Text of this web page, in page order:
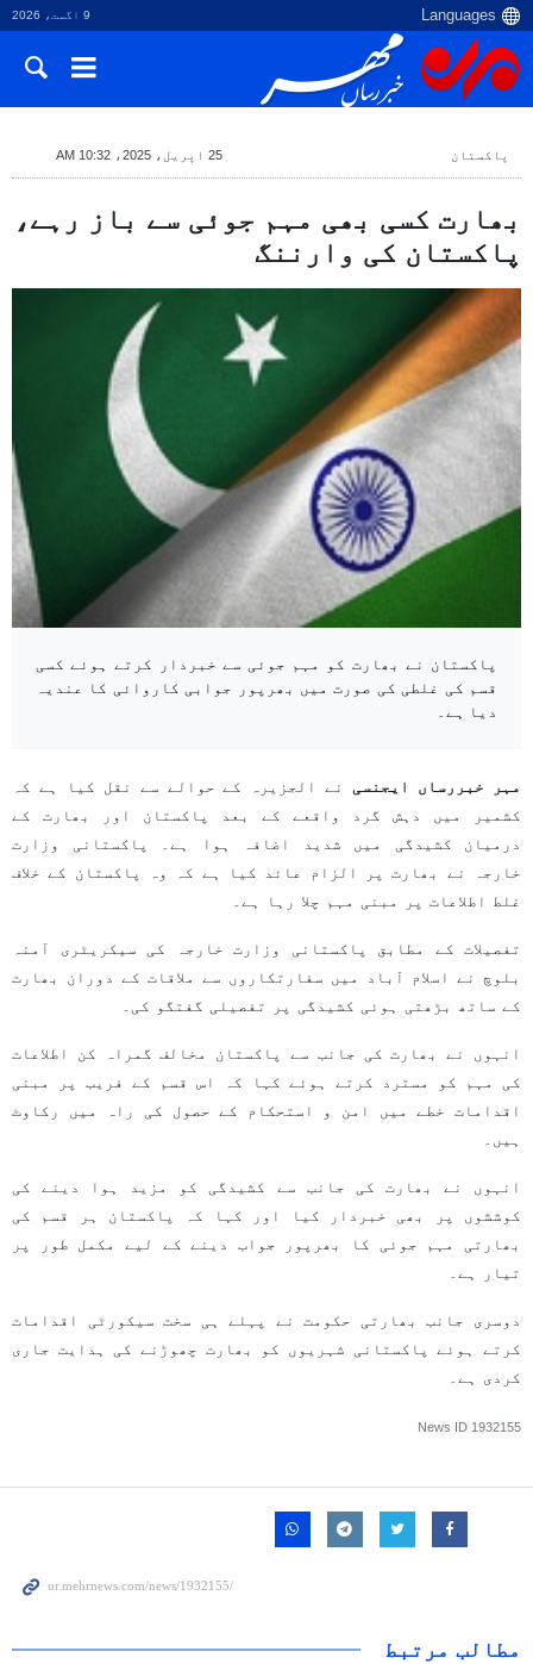
9 اگست، 2026
پاکستان 25 اپریل، 2025، 10:32 AM
بھارت کسی بھی مہم جوئی سے باز رہے،
پاکستان کی وارننگ
پاکستان نے بھارت کو مہم جوئی سے خبردار کرتے ہوئے کسی
قسم کی غلطی کی صورت میں بھرپور جوابی کاروائی کا عندیہ
دیا ہے۔
مہر خبررساں ایجنسینے الجزیرہ کے حوالے سے نقل کیا ہے کہ
کشمیر میں دہش گرد واقعے کے بعد پاکستان اور بھارت کے
درمیان کشیدگی میں شدید اضافہ ہوا ہے۔ پاکستانی وزارت
خارجہ نے بھارت پر الزام عائد کیا ہے کہ وہ پاکستان کے خلاف
غلط اطلاعات پر مبنی مہم چلا رہا ہے۔
تفصیلات کے مطابق پاکستانی وزارت خارجہ کی سیکریٹری آمنہ
بلوچ نے اسلام آباد میں سفارتکاروں سے ملاقات کے دوران بھارت
کے ساتھ بڑھتی ہوئی کشیدگی پر تفصیلی گفتگو کی۔
انہوں نے بھارت کی جانب سے پاکستان مخالف گمراہ کن اطلاعات
کی مہم کو مسترد کرتے ہوئے کہا کہ اس قسم کے فریب پر مبنی
اقدامات خطے میں امن و استحکام کے حصول کی راہ میں رکاوٹ
ہیں۔
انہوں نے بھارت کی جانب سے کشیدگی کو مزید ہوا دینے کی
کوششوں پر بھی خبردار کیا اور کہا کہ پاکستان ہر قسم کی
بھارتی مہم جوئی کا بھرپور جواب دینے کے لیے مکمل طور پر
تیار ہے۔
دوسری جانب بھارتی حکومت نے پہلے ہی سخت سیکورٹی اقدامات
کرتے ہوئے پاکستانی شہریوں کو بھارت چھوڑنے کی ہدایت جاری
کردی ہے۔
News ID 1932155
مطالب مرتبط